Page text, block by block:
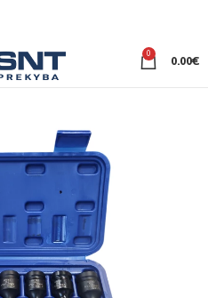
0
0.00€